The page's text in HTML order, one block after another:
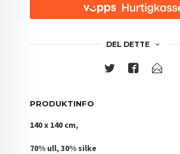
DEL DETTE
PRODUKTINFO
140 x 140 cm,
70% ull, 30% silke